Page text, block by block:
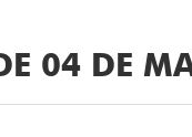
04 DE